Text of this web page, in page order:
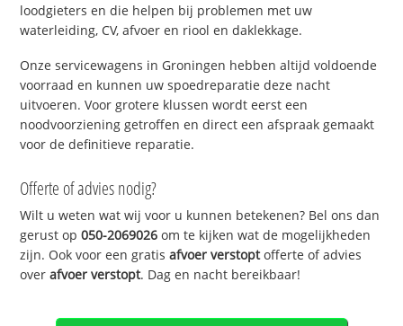
loodgieters en die helpen bij problemen met uw
waterleiding, CV, afvoer en riool en daklekkage.
Onze servicewagens in Groningen hebben altijd voldoende
voorraad en kunnen uw spoedreparatie deze nacht
uitvoeren. Voor grotere klussen wordt eerst een
noodvoorziening getroffen en direct een afspraak gemaakt
voor de definitieve reparatie.
Offerte of advies nodig?
Wilt u weten wat wij voor u kunnen betekenen? Bel ons dan
gerust op050-2069026 om te kijken wat de mogelijkheden
zijn. Ook voor een gratisafvoer verstoptofferte of advies
overafvoer verstopt. Dag en nacht bereikbaar!